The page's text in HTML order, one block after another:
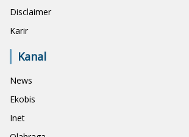
Disclaimer
Karir
Kanal
News
Ekobis
Inet